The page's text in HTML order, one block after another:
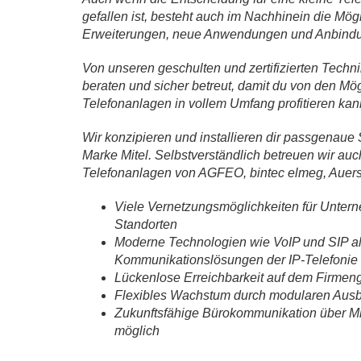
gefallen ist, besteht auch im Nachhinein die
Erweiterungen, neue Anwendungen und
Von unseren geschulten und zertifizierten
beraten und sicher betreut, damit du von den
Telefonanlagen in vollem Umfang profitieren
Wir konzipieren und installieren dir passgenaue
Marke Mitel. Selbstverständlich betreuen wir
Telefonanlagen von AGFEO, bintec elmeg,
Viele Vernetzungsmöglichkeiten für
Standorten
Moderne Technologien wie VoIP und SIP
Kommunikationslösungen der IP-Telefonie
Lückenlose Erreichbarkeit auf dem
Flexibles Wachstum durch modularen
Zukunftsfähige Bürokommunikation über
möglich